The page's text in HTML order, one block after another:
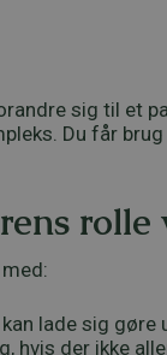
sig til et
Du får
rolle
lade sig gøre
hvis der ikke